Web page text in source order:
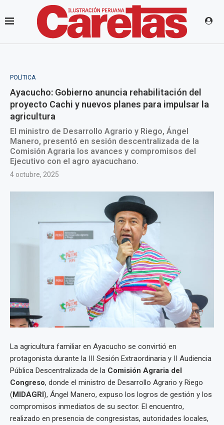
POLÍTICA
Ayacucho: Gobierno anuncia rehabilitación del
proyecto Cachi y nuevos planes para impulsar la
agricultura
El ministro de Desarrollo Agrario y Riego, Ángel
Manero, presentó en sesión descentralizada de la
Comisión Agraria los avances y compromisos del
Ejecutivo con el agro ayacuchano.
4 octubre, 2025
La agricultura familiar en Ayacucho se convirtió en
protagonista durante la III Sesión Extraordinaria y II Audiencia
Pública Descentralizada de la Comisión Agraria del
Congreso, donde el ministro de Desarrollo Agrario y Riego
(MIDAGRI), Ángel Manero, expuso los logros de gestión y los
compromisos inmediatos de su sector. El encuentro,
realizado en presencia de congresistas, autoridades locales,